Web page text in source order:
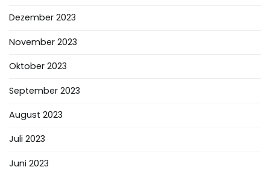
Dezember 2023
November 2023
Oktober 2023
September 2023
August 2023
Juli 2023
Juni 2023